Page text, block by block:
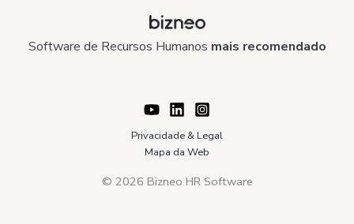
Software de Recursos Humanos mais recomendado
Privacidade & Legal
Mapa da Web
© 2026 Bizneo HR Software